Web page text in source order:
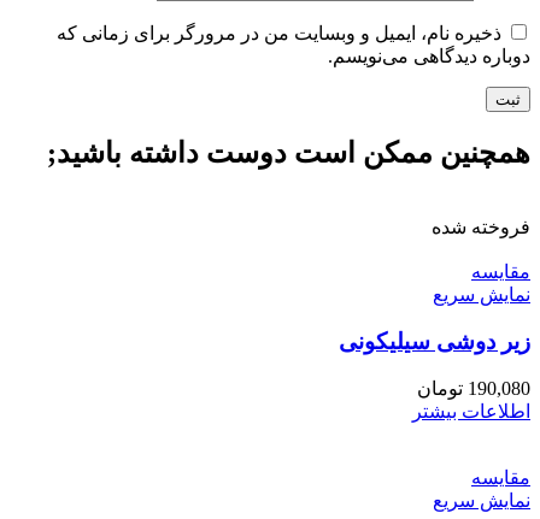
ذخیره نام، ایمیل و وبسایت من در مرورگر برای زمانی که
دوباره دیدگاهی می‌نویسم.
همچنین ممکن است دوست داشته باشید;
فروخته شده
مقايسه
نمایش سریع
زیر دوشی سیلیکونی
190,080 تومان
اطلاعات بیشتر
مقايسه
نمایش سریع